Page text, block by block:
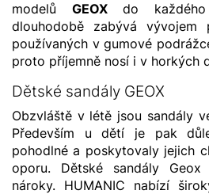
modelů GEOXdo každého
dlouhodobě zabývá vývojem
používaných v gumové
proto příjemně nosí i v horkých
Dětské sandály GEOX
Obzvláště v létě jsou sandály
Především u dětí je pak
pohodlné a poskytovaly jejich
oporu. Dětské sandály
nároky. HUMANIC nabízí